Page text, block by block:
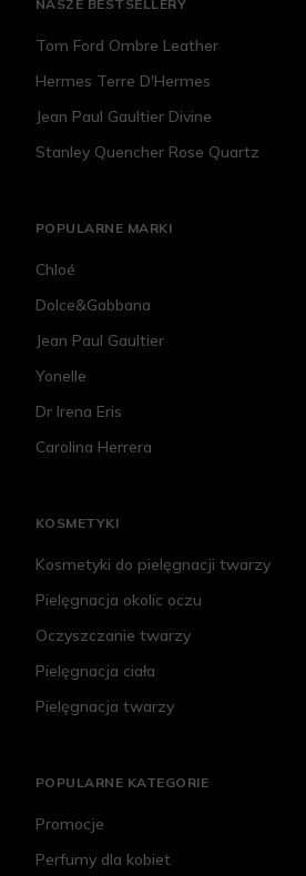
NASZE BESTSELLERY
Tom Ford Ombre Leather
Hermes Terre D'Hermes
Jean Paul Gaultier Divine
Stanley Quencher Rose Quartz
POPULARNE MARKI
Chloé
Dolce&Gabbana
Jean Paul Gaultier
Yonelle
Dr Irena Eris
Carolina Herrera
KOSMETYKI
Kosmetyki do pielęgnacji twarzy
Pielęgnacja okolic oczu
Oczyszczanie twarzy
Pielęgnacja ciała
Pielęgnacja twarzy
POPULARNE KATEGORIE
Promocje
Perfumy dla kobiet